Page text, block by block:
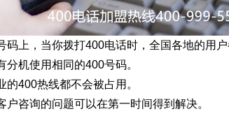
上，当你拨打400电话时，全国各地的用户
机使用相同的400号码。
400热线都不会被占用。
咨询的问题可以在第一时间得到解决。